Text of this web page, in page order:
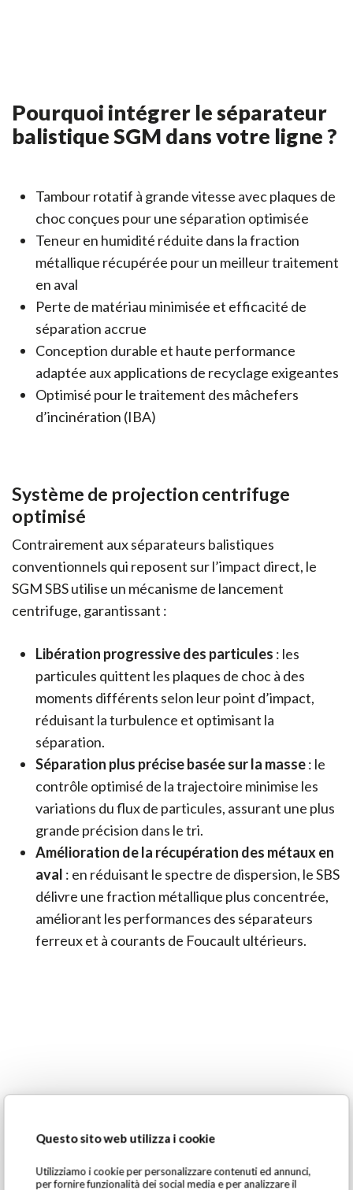
Questo sito web utilizza i cookie
Utilizziamo i cookie per personalizzare contenuti ed annunci,
per fornire funzionalità dei social media e per analizzare il
Pourquoi intégrer le séparateur
balistique SGM dans votre ligne ?
Tambour rotatif à grande vitesse avec plaques de
choc conçues pour une séparation optimisée
Teneur en humidité réduite dans la fraction
métallique récupérée pour un meilleur traitement
en aval
Perte de matériau minimisée et efficacité de
séparation accrue
Conception durable et haute performance
adaptée aux applications de recyclage exigeantes
Optimisé pour le traitement des mâchefers
d’incinération (IBA)
Système de projection centrifuge
optimisé
Contrairement aux séparateurs balistiques
conventionnels qui reposent sur l’impact direct, le
SGM SBS utilise un mécanisme de lancement
centrifuge, garantissant :
Libération progressive des particules : les
particules quittent les plaques de choc à des
moments différents selon leur point d’impact,
réduisant la turbulence et optimisant la
séparation.
Séparation plus précise basée sur la masse: le
contrôle optimisé de la trajectoire minimise les
variations du flux de particules, assurant une plus
grande précision dans le tri.
Amélioration de la récupération des métaux en
aval : en réduisant le spectre de dispersion, le SBS
délivre une fraction métallique plus concentrée,
améliorant les performances des séparateurs
ferreux et à courants de Foucault ultérieurs.